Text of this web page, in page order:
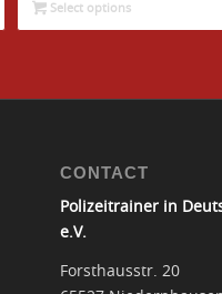
Select options
CONTACT
Polizeitrainer in
e.V.
Forsthausstr. 20